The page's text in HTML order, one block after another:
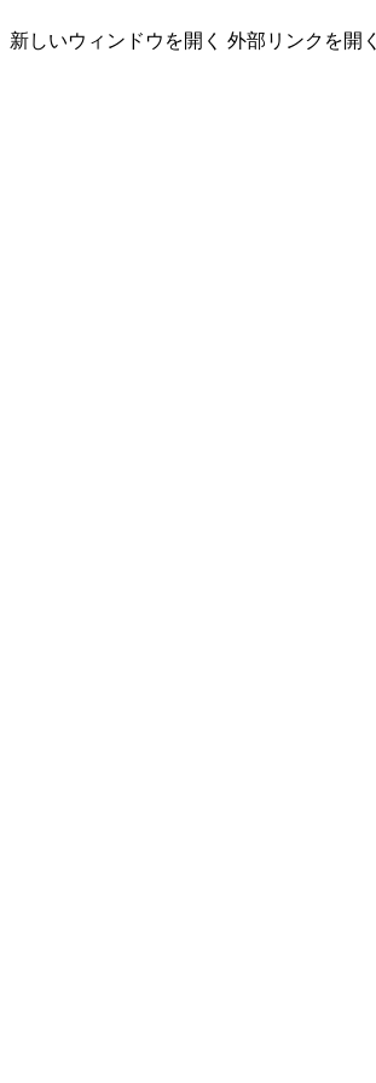
新しいウィンドウを開く 外部リンクを開く